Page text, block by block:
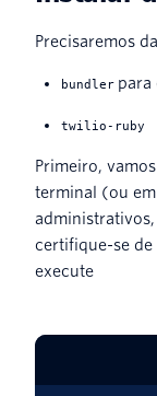
Precisaremos
bundler para
twilio-ruby
Primeiro,
terminal (ou
certifique-se
execute